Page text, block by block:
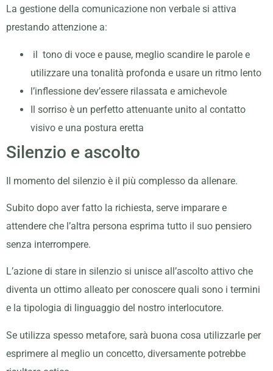
La gestione della comunicazione non verbale si attiva
prestando attenzione a:
il tono di voce e pause, meglio scandire le parole e
utilizzare una tonalità profonda e usare un ritmo lento
l’inflessione dev’essere rilassata e amichevole
Il sorriso è un perfetto attenuante unito al contatto
visivo e una postura eretta
Silenzio e ascolto
Il momento del silenzio è il più complesso da allenare.
Subito dopo aver fatto la richiesta, serve imparare e
attendere che l’altra persona esprima tutto il suo pensiero
senza interrompere.
L’azione di stare in silenzio si unisce all’ascolto attivo che
diventa un ottimo alleato per conoscere quali sono i termini
e la tipologia di linguaggio del nostro interlocutore.
Se utilizza spesso metafore, sarà buona cosa utilizzarle per
esprimere al meglio un concetto, diversamente potrebbe